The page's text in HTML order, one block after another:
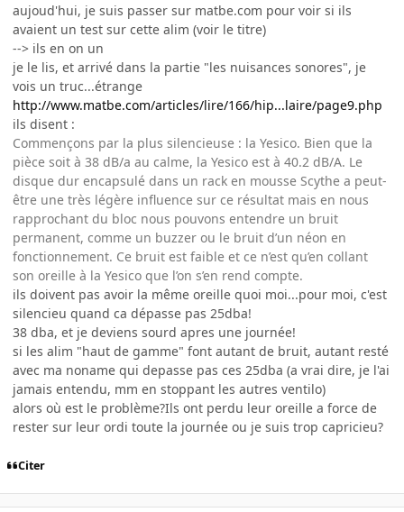
aujoud'hui, je suis passer sur matbe.com pour voir si ils
avaient un test sur cette alim (voir le titre)
--> ils en on un
je le lis, et arrivé dans la partie "les nuisances sonores", je
vois un truc...étrange
http://www.matbe.com/articles/lire/166/hip...laire/page9.php
ils disent :
Commençons par la plus silencieuse : la Yesico. Bien que la
pièce soit à 38 dB/a au calme, la Yesico est à 40.2 dB/A. Le
disque dur encapsulé dans un rack en mousse Scythe a peut-
être une très légère influence sur ce résultat mais en nous
rapprochant du bloc nous pouvons entendre un bruit
permanent, comme un buzzer ou le bruit d’un néon en
fonctionnement. Ce bruit est faible et ce n’est qu’en collant
son oreille à la Yesico que l’on s’en rend compte.
ils doivent pas avoir la même oreille quoi moi...pour moi, c'est
silencieu quand ca dépasse pas 25dba!
38 dba, et je deviens sourd apres une journée!
si les alim "haut de gamme" font autant de bruit, autant resté
avec ma noname qui depasse pas ces 25dba (a vrai dire, je l'ai
jamais entendu, mm en stoppant les autres ventilo)
alors où est le problème?Ils ont perdu leur oreille a force de
rester sur leur ordi toute la journée ou je suis trop capricieu?
Citer